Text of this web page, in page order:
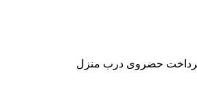
پرداخت حضروی درب منزل